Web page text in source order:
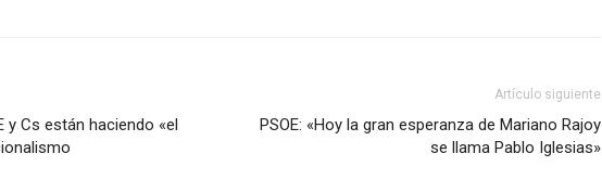
y Cs están haciendo «el
Artículo siguiente
PSOE: «Hoy la gran esperanza de Mariano Rajoy
se llama Pablo Iglesias»